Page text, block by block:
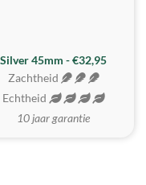
MEEST GEKOZEN
Silver 45mm - €32,95
Zachtheid
Echtheid
10 jaar garantie